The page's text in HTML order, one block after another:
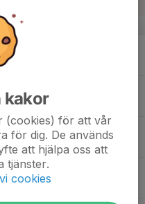
28
hallen
kakor
(cookies) för att vår
för dig. De används
att hjälpa oss att
tjänster.
cookies